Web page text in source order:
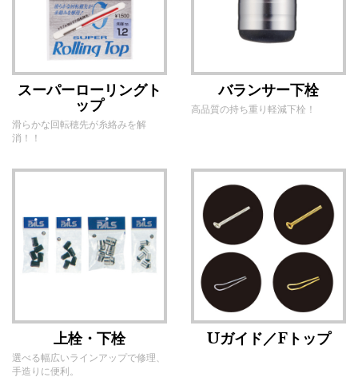
スーパーローリングト
ップ
滑らかな回転穂先が糸絡みを解
消！！
バランサー下栓
高品質の持ち重り軽減下栓！
上栓・下栓
選べる幅広いラインアップで修理、
手造りに便利。
Uガイド／Fトップ